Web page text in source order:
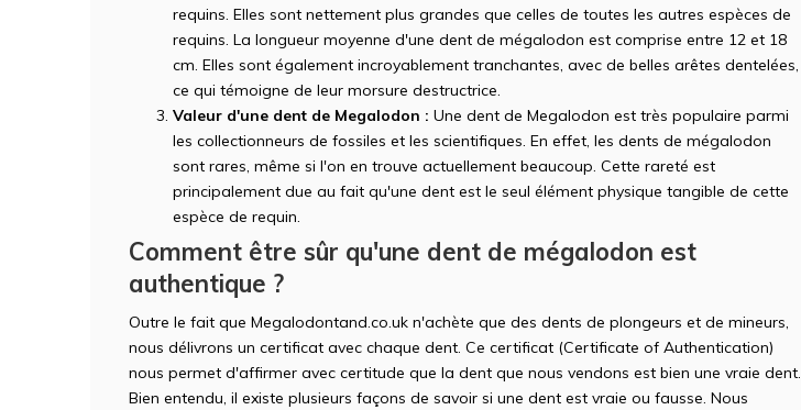
requins. Elles sont nettement plus grandes que celles de toutes les autres espèces de
requins. La longueur moyenne d'une dent de mégalodon est comprise entre 12 et 18
cm. Elles sont également incroyablement tranchantes, avec de belles arêtes dentelées,
ce qui témoigne de leur morsure destructrice.
Valeur d'une dent de Megalodon : Une dent de Megalodon est très populaire parmi
les collectionneurs de fossiles et les scientifiques. En effet, les dents de mégalodon
sont rares, même si l'on en trouve actuellement beaucoup. Cette rareté est
principalement due au fait qu'une dent est le seul élément physique tangible de cette
espèce de requin.
Comment être sûr qu'une dent de mégalodon est
authentique ?
Outre le fait que Megalodontand.co.uk n'achète que des dents de plongeurs et de mineurs,
nous délivrons un certificat avec chaque dent. Ce certificat (Certificate of Authentication)
nous permet d'affirmer avec certitude que la dent que nous vendons est bien une vraie dent.
Bien entendu, il existe plusieurs façons de savoir si une dent est vraie ou fausse. Nous